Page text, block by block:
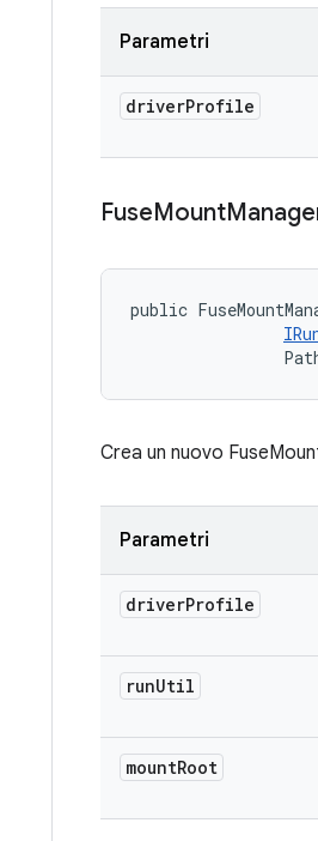
Parametri
driverProfile
FuseMount
public
Crea un nuovo
Parametri
driverProfile
runUtil
mountRoot